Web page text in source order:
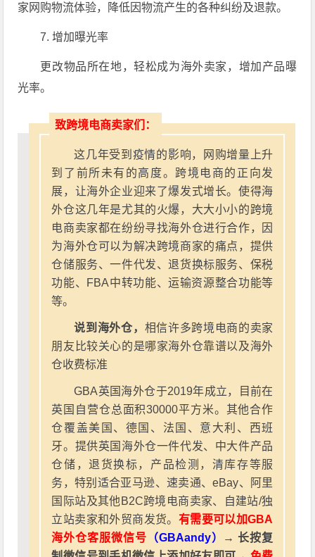
家网购物流体验，降低因物流产生的各种纠纷及退款。
7. 增加曝光率
更改物品所在地，轻松成为海外卖家，增加产品曝
光率。
致跨境电商卖家们：
这几年受到疫情的影响，网购增量上升
到了前所未有的高度。跨境电商的正向发
展，让海外企业迎来了爆发式增长。使得海
外仓这几年是尤其的火爆，大大小小的跨境
电商卖家都在纷纷寻找海外仓进行合作，因
为海外仓可以为解决跨境商家的痛点，提供
仓储服务、一件代发、退货换标服务、保税
功能、FBA中转功能、运输资源整合功能等
等。
说到海外仓， 相信许多跨境电商的卖家
朋友比较关心的是哪家海外仓靠谱以及海外
仓收费标准
GBA英国海外仓于2019年成立，目前在
英国自营仓总面积30000平方米。其他合作
仓覆盖美国、德国、法国、意大利、西班
牙。提供英国海外仓一件代发、中大件产品
仓储，退货换标，产品检测，清库存等服
务，特别适合亚马逊、速卖通、eBay、阿里
国际站及其他B2C跨境电商卖家、自建站/独
立站卖家和外贸商发货。 有需要可以加GBA
海外仓客服微信号 （GBAandy）
→ 长按复